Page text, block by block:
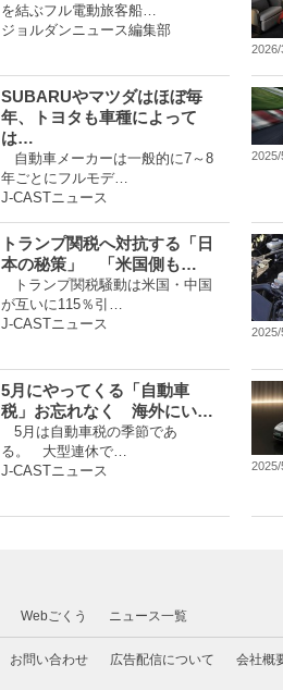
を結ぶフル電動旅客船…
ジョルダンニュース編集部
SUBARUやマツダはほぼ毎
年、トヨタも車種によって
は…
自動車メーカーは一般的に7～8
年ごとにフルモデ…
J-CASTニュース
トランプ関税へ対抗する「日
本の秘策」 「米国側も…
トランプ関税騒動は米国・中国
が互いに115％引…
J-CASTニュース
5月にやってくる「自動車
税」お忘れなく 海外にい…
5月は自動車税の季節であ
る。 大型連休で…
J-CASTニュース
Webごくう ニュース一覧
お問い合わせ 広告配信について 会社概